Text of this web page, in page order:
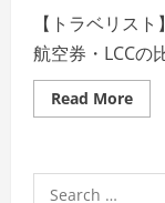
【トラベリス
航空券・LCCの
Read MoreRead
more
ベ
Search